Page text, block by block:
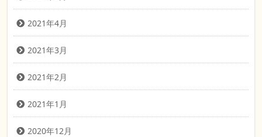
2021年4月
2021年3月
2021年2月
2021年1月
2020年12月